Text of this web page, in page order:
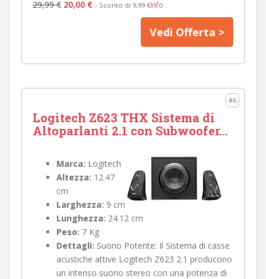
29,99 € 20,00 € - Sconto di 9,99 €Info
Vedi Offerta >
#6
Logitech Z623 THX Sistema di
Altoparlanti 2.1 con Subwoofer...
Marca: Logitech
Altezza: 12.47
cm
Larghezza: 9 cm
Lunghezza: 24.12 cm
Peso: 7 Kg
Dettagli: Suono Potente: Il Sistema di casse
acustiche attive Logitech Z623 2.1 producono
un intenso suono stereo con una potenza di